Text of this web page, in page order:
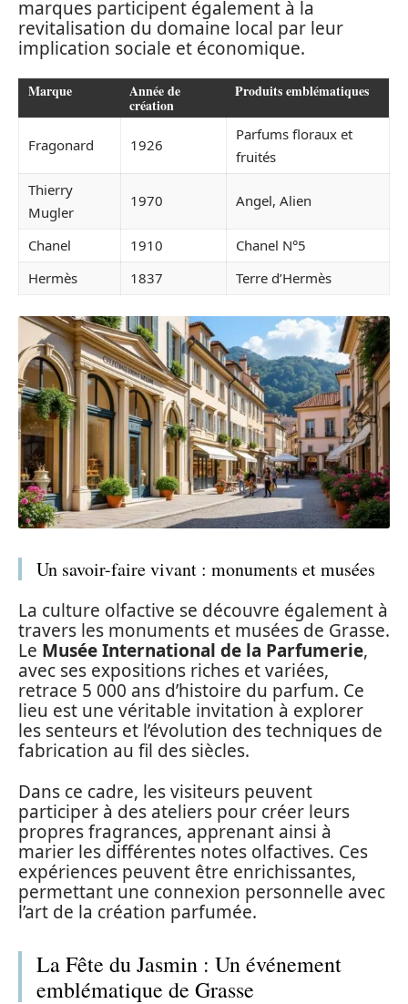
marques participent également à la
revitalisation du domaine local par leur
implication sociale et économique.
Marque Année de
création
Produits emblématiques
Fragonard 1926
Parfums floraux et
fruités
Thierry
Mugler
1970 Angel, Alien
Chanel 1910
Chanel N°5
Hermès
1837 Terre d’Hermès
Un savoir-faire vivant : monuments et musées
La culture olfactive se découvre également à
travers les monuments et musées de Grasse.
Le Musée International de la Parfumerie,
avec ses expositions riches et variées,
retrace 5 000 ans d’histoire du parfum. Ce
lieu est une véritable invitation à explorer
les senteurs et l’évolution des techniques de
fabrication au fil des siècles.
Dans ce cadre, les visiteurs peuvent
participer à des ateliers pour créer leurs
propres fragrances, apprenant ainsi à
marier les différentes notes olfactives. Ces
expériences peuvent être enrichissantes,
permettant une connexion personnelle avec
l’art de la création parfumée.
La Fête du Jasmin : Un événement
emblématique de Grasse